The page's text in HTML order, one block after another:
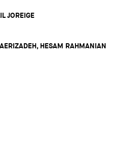
JOREIGE
HESAM RAHMANIAN